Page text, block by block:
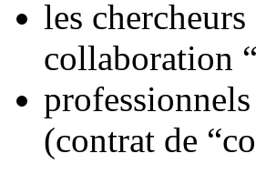
les
collaboration
(contrat de